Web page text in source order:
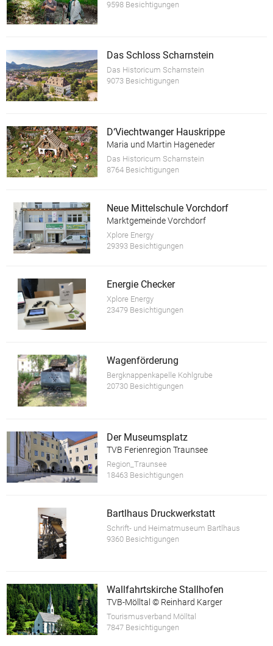
9598 Besichtigungen
Das Schloss Scharnstein
Das Historicum Scharnstein
9073 Besichtigungen
D‘Viechtwanger Hauskrippe
Maria und Martin Hageneder
Das Historicum Scharnstein
8764 Besichtigungen
Neue Mittelschule Vorchdorf
Marktgemeinde Vorchdorf
Xplore Energy
29393 Besichtigungen
Energie Checker
Xplore Energy
23479 Besichtigungen
Wagenförderung
Bergknappenkapelle Kohlgrube
20730 Besichtigungen
Der Museumsplatz
TVB Ferienregion Traunsee
Region_Traunsee
18463 Besichtigungen
Bartlhaus Druckwerkstatt
Schrift- und Heimatmuseum Bartlhaus
9360 Besichtigungen
Wallfahrtskirche Stallhofen
TVB-Mölltal © Reinhard Karger
Tourismusverband Mölltal
7847 Besichtigungen